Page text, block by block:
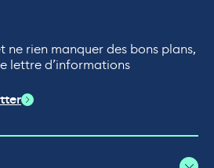
ne rien manquer des bons plans,
lettre d’informations